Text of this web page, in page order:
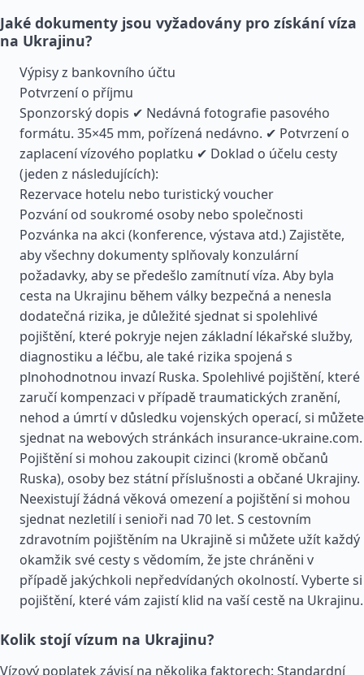
Jaké dokumenty jsou vyžadovány pro získání víza
na Ukrajinu?
Výpisy z bankovního účtu
Potvrzení o příjmu
Sponzorský dopis ✔ Nedávná fotografie pasového
formátu. 35×45 mm, pořízená nedávno. ✔ Potvrzení o
zaplacení vízového poplatku ✔ Doklad o účelu cesty
(jeden z následujících):
Rezervace hotelu nebo turistický voucher
Pozvání od soukromé osoby nebo společnosti
Pozvánka na akci (konference, výstava atd.) Zajistěte,
aby všechny dokumenty splňovaly konzulární
požadavky, aby se předešlo zamítnutí víza. Aby byla
cesta na Ukrajinu během války bezpečná a nenesla
dodatečná rizika, je důležité sjednat si spolehlivé
pojištění, které pokryje nejen základní lékařské služby,
diagnostiku a léčbu, ale také rizika spojená s
plnohodnotnou invazí Ruska. Spolehlivé pojištění, které
zaručí kompenzaci v případě traumatických zranění,
nehod a úmrtí v důsledku vojenských operací, si můžete
sjednat na webových stránkách insurance-ukraine.com.
Pojištění si mohou zakoupit cizinci (kromě občanů
Ruska), osoby bez státní příslušnosti a občané Ukrajiny.
Neexistují žádná věková omezení a pojištění si mohou
sjednat nezletilí i senioři nad 70 let. S cestovním
zdravotním pojištěním na Ukrajině si můžete užít každý
okamžik své cesty s vědomím, že jste chráněni v
případě jakýchkoli nepředvídaných okolností. Vyberte si
pojištění, které vám zajistí klid na vaší cestě na Ukrajinu.
Kolik stojí vízum na Ukrajinu?
Vízový poplatek závisí na několika faktorech: Standardní